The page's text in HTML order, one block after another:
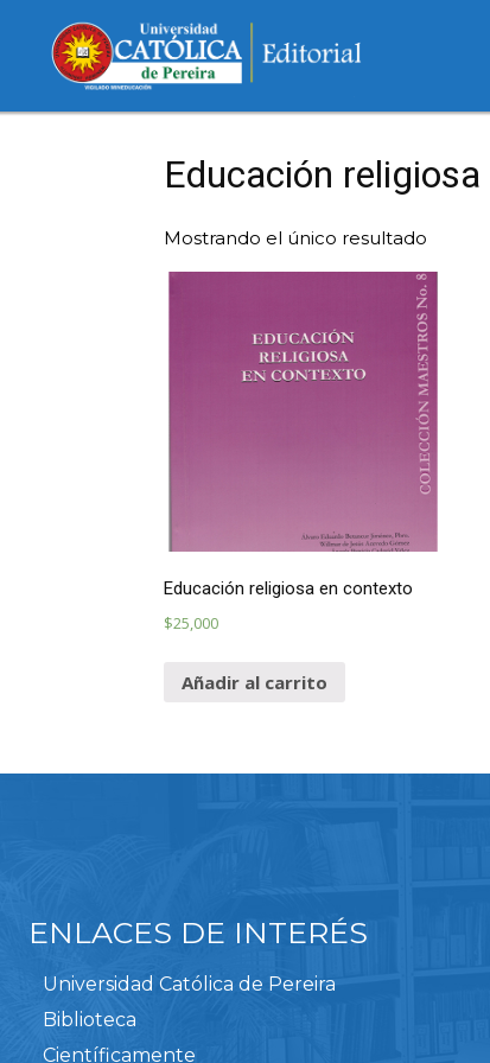
Educación religiosa
Mostrando el único resultado
Educación religiosa en contexto
$25,000
Añadir al carrito
ENLACES DE INTERÉS
Universidad Católica de Pereira
Biblioteca
Científicamente